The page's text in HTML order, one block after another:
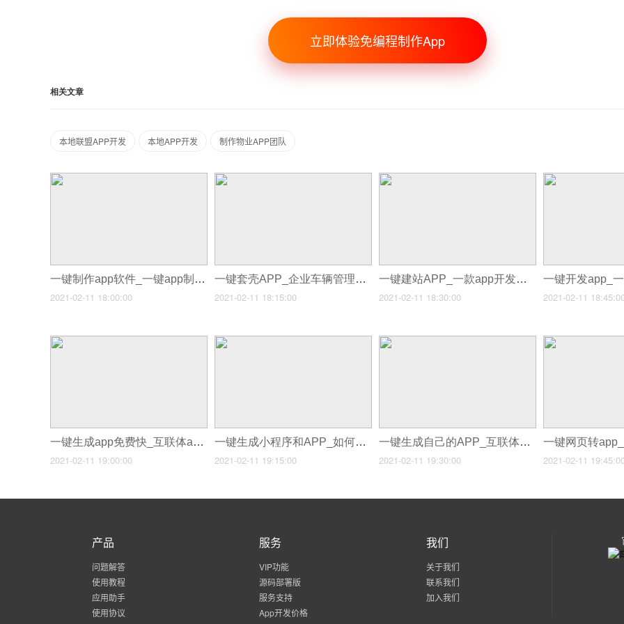
立即体验免编程制作App
相关文章
本地联盟APP开发 本地APP开发 制作物业APP团队
一键制作app软件_一键app制作工具
2021-02-11 18:00:00
一键套壳APP_企业车辆管理app开发
2021-02-11 18:15:00
一键建站APP_一款app开发期限多长
2021-02-11 18:30:00 2021-02-11
一键生成app免费快_互联体app开发
2021-02-11 19:00:00
一键生成小程序和APP_如何选择app开发公司
2021-02-11 19:15:00
一键生成自己的APP_互联体app开发
2021-02-11 19:30:00 2021-02-11
产品
问题解答
使用教程
应用助手
使用协议
服务
VIP功能
源码部署版
服务支持
App开发价格
我们
关于我们
联系我们
加入我们